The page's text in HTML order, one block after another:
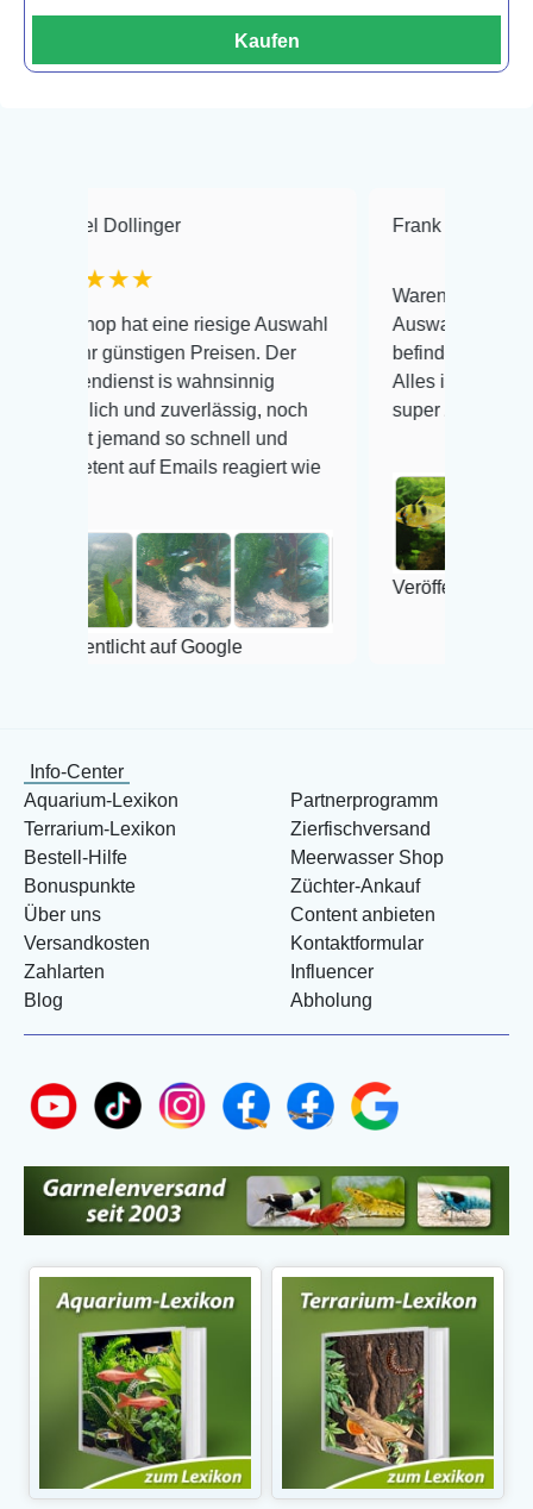
Kaufen
hat eine riesige Auswahl
Preisen. Der
is wahnsinnig
und zuverlässig, noch
so schnell und
auf Emails reagiert wie
auf Google
Frank Hackmayer
Warenanlieferung Top und
Auswahl plus
befinden der Fische
Alles ist quick lebendig und
super Zustand. Gerne wieder
Veröffentlicht auf Google
Info-Center
Aquarium-Lexikon
Terrarium-Lexikon
Bestell-Hilfe
Bonuspunkte
Über uns
Versandkosten
Zahlarten
Blog
Partnerprogramm
Zierfischversand
Meerwasser Shop
Züchter-Ankauf
Content anbieten
Kontaktformular
Influencer
Abholung